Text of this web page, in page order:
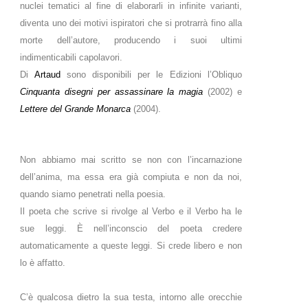
nuclei tematici al fine di elaborarli in infinite varianti,
diventa uno dei motivi ispiratori che si protrarrà fino alla
morte dell’autore, producendo i suoi ultimi
indimenticabili capolavori.
Di Artaud sono disponibili per le Edizioni l’Obliquo
Cinquanta disegni per assassinare la magia (2002) e
Lettere del Grande Monarca (2004).
Non abbiamo mai scritto se non con l’incarnazione
dell’anima, ma essa era già compiuta e non da noi,
quando siamo penetrati nella poesia.
Il poeta che scrive si rivolge al Verbo e il Verbo ha le
sue leggi. È nell’inconscio del poeta credere
automaticamente a queste leggi. Si crede libero e non
lo è affatto.
C’è qualcosa dietro la sua testa, intorno alle orecchie